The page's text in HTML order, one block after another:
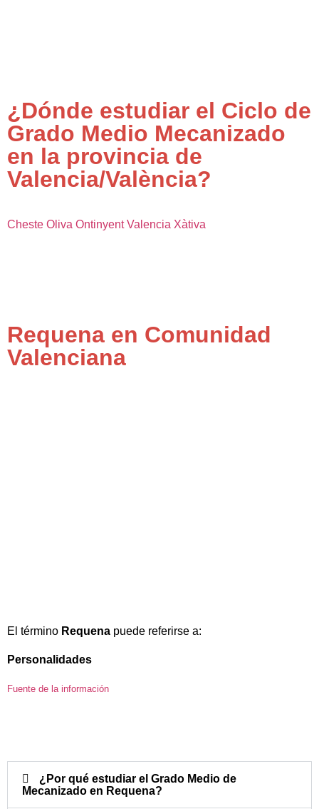
¿Dónde estudiar el Ciclo de
Grado Medio Mecanizado
en la provincia de
Valencia/València?
Cheste Oliva Ontinyent Valencia Xàtiva
Requena en Comunidad
Valenciana
El término Requena puede referirse a:
Personalidades
Fuente de la información
¿Por qué estudiar el Grado Medio de
Mecanizado en Requena?